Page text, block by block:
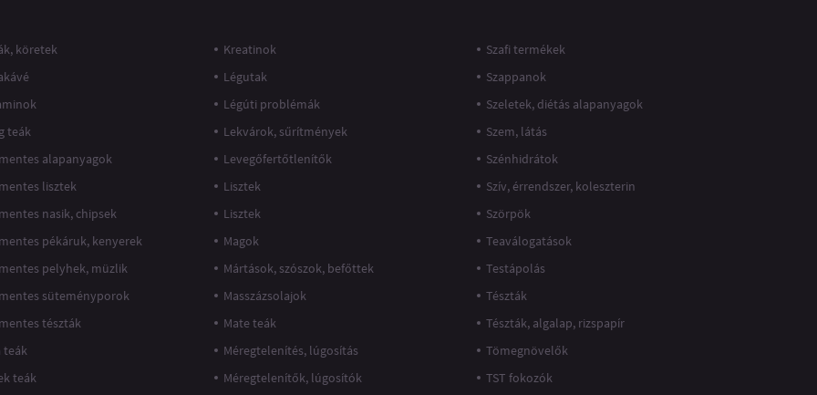
köretek
teák
alapanyagok
lisztek
nasik, chipsek
pékáruk, kenyerek
pelyhek, müzlik
süteményporok
tészták
teák
teák
Kreatinok
Légutak
Légúti problémák
Lekvárok, sűrítmények
Levegőfertőtlenítők
Lisztek
Lisztek
Magok
Mártások, szószok, befőttek
Masszázsolajok
Mate teák
Méregtelenítés, lúgosítás
Méregtelenítők, lúgosítók
Szafi termékek
Szappanok
Szeletek, diétás alapanyagok
Szem, látás
Szénhidrátok
Szív, érrendszer, koleszterin
Szörpök
Teaválogatások
Testápolás
Tészták
Tészták, algalap, rizspapír
Tömegnövelők
TST fokozók